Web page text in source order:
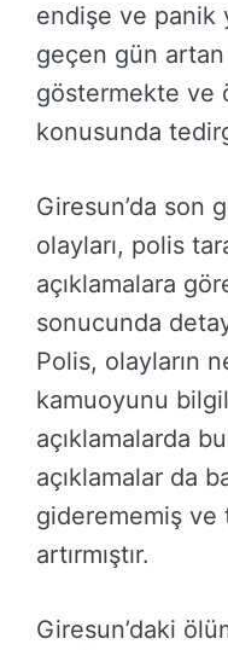
endişe ve panik
geçen gün
göstermekte ve
konusunda
Giresun’da son
olayları, polis
açıklamalara
sonucunda
Polis, olayların
kamuoyunu
açıklamalarda
açıklamalar da
giderememiş ve
artırmıştır.
Giresun’daki